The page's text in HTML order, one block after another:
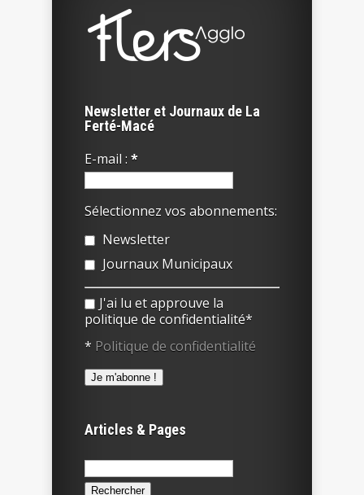
Newsletter et Journaux de La
Ferté-Macé
E-mail : *
Sélectionnez vos abonnements:
Newsletter
Journaux Municipaux
J'ai lu et approuve la
politique de confidentialité*
* Politique de confidentialité
Articles & Pages
Rechercher :